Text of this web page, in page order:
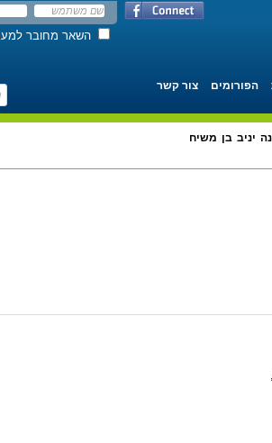
השאר מחובר
הפורומים צור קשר
יניב בן משיח